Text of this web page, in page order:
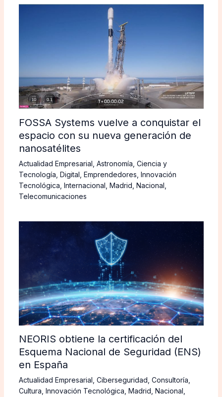
FOSSA Systems vuelve a conquistar el
espacio con su nueva generación de
nanosatélites
Actualidad Empresarial Astronomía Ciencia y
Tecnología Digital Emprendedores Innovación
Tecnológica Internacional Madrid Nacional
Telecomunicaciones
NEORIS obtiene la certificación del
Esquema Nacional de Seguridad (ENS)
en España
Actualidad Empresarial, Ciberseguridad, Consultoría,
Cultura, Innovación Tecnológica, Madrid, Nacional,